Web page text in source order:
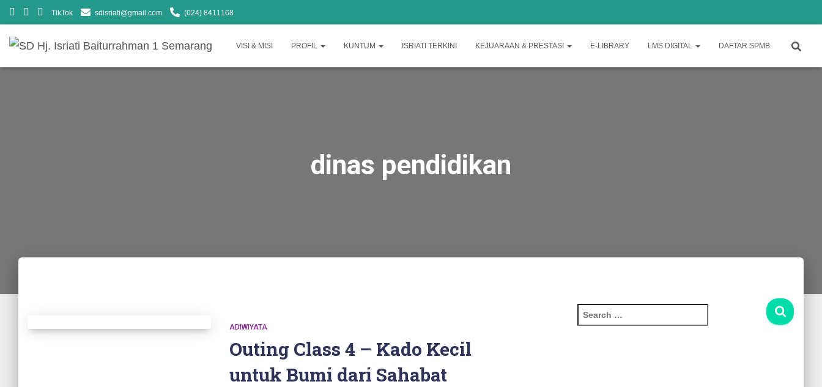
TikTok sdisriati@gmail.com (024) 8411168
VISI & MISI PROFIL KUNTUM ISRIATI TERKINI KEJUARAAN & PRESTASI E-LIBRARY LMS DIGITAL DAFTAR SPMB
dinas pendidikan
ADIWIYATA
Outing Class 4 – Kado Kecil
untuk Bumi dari Sahabat
e